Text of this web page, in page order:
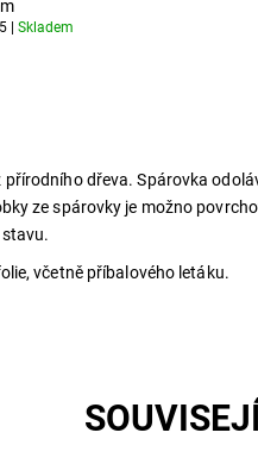
| Skladem
přírodního dřeva. Spárovka
ze spárovky je možno
včetně příbalového letáku.